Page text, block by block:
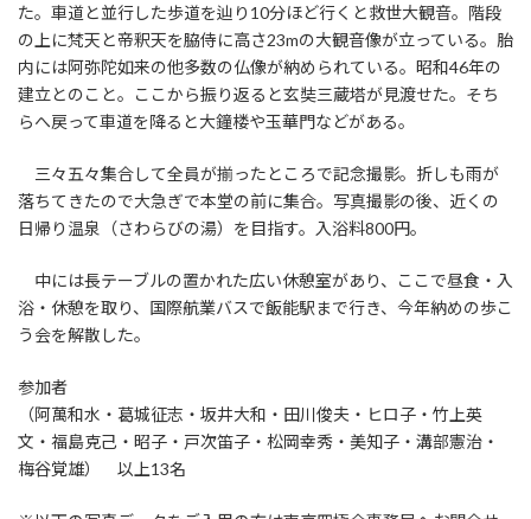
た。車道と並行した歩道を辿り10分ほど行くと救世大観音。階段
の上に梵天と帝釈天を脇侍に高さ23mの大観音像が立っている。胎
内には阿弥陀如来の他多数の仏像が納められている。昭和46年の
建立とのこと。ここから振り返ると玄奘三蔵塔が見渡せた。そち
らへ戻って車道を降ると大鐘楼や玉華門などがある。
三々五々集合して全員が揃ったところで記念撮影。折しも雨が
落ちてきたので大急ぎで本堂の前に集合。写真撮影の後、近くの
日帰り温泉（さわらびの湯）を目指す。入浴料800円。
中には長テーブルの置かれた広い休憩室があり、ここで昼食・入
浴・休憩を取り、国際航業バスで飯能駅まで行き、今年納めの歩こ
う会を解散した。
参加者
（阿萬和水・葛城征志・坂井大和・田川俊夫・ヒロ子・竹上英
文・福島克己・昭子・戸次笛子・松岡幸秀・美知子・溝部憲治・
梅谷覚雄） 以上13名